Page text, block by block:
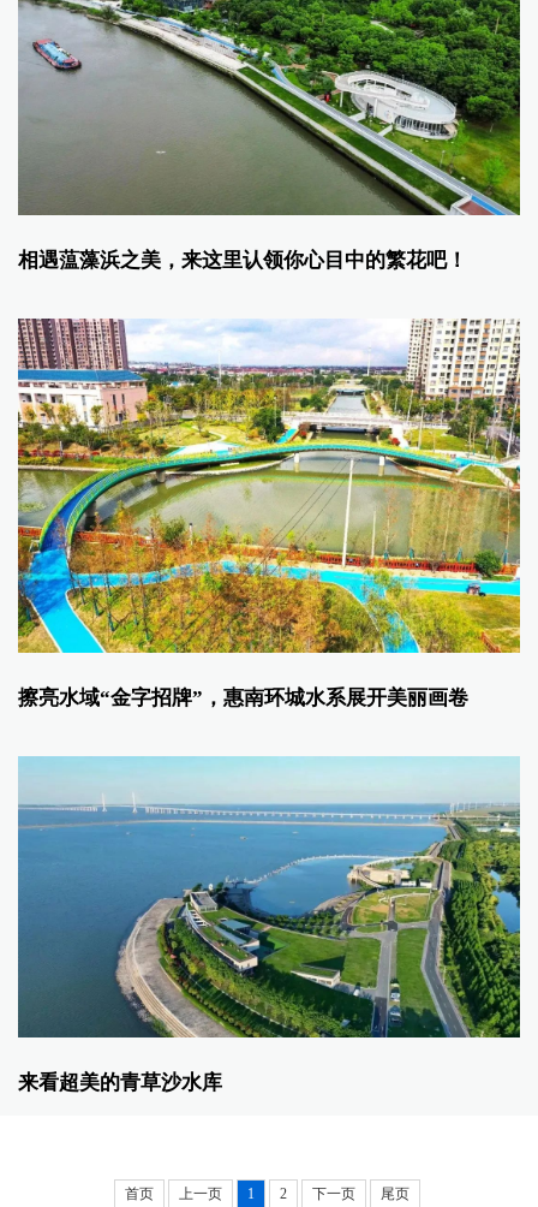
相遇蕰藻浜之美，来这里认领你心目中的繁花吧！
擦亮水域“金字招牌”，惠南环城水系展开美丽画卷
来看超美的青草沙水库
首页 上一页 1 2 下一页 尾页